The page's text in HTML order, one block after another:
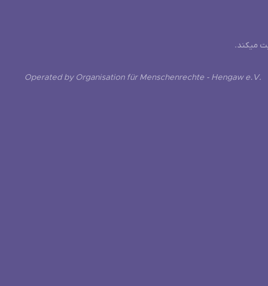
میکند.
Operated by Organisation für Menschenrechte - Hengaw e.V.